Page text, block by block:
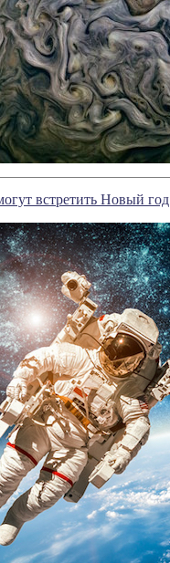
встретить Новый